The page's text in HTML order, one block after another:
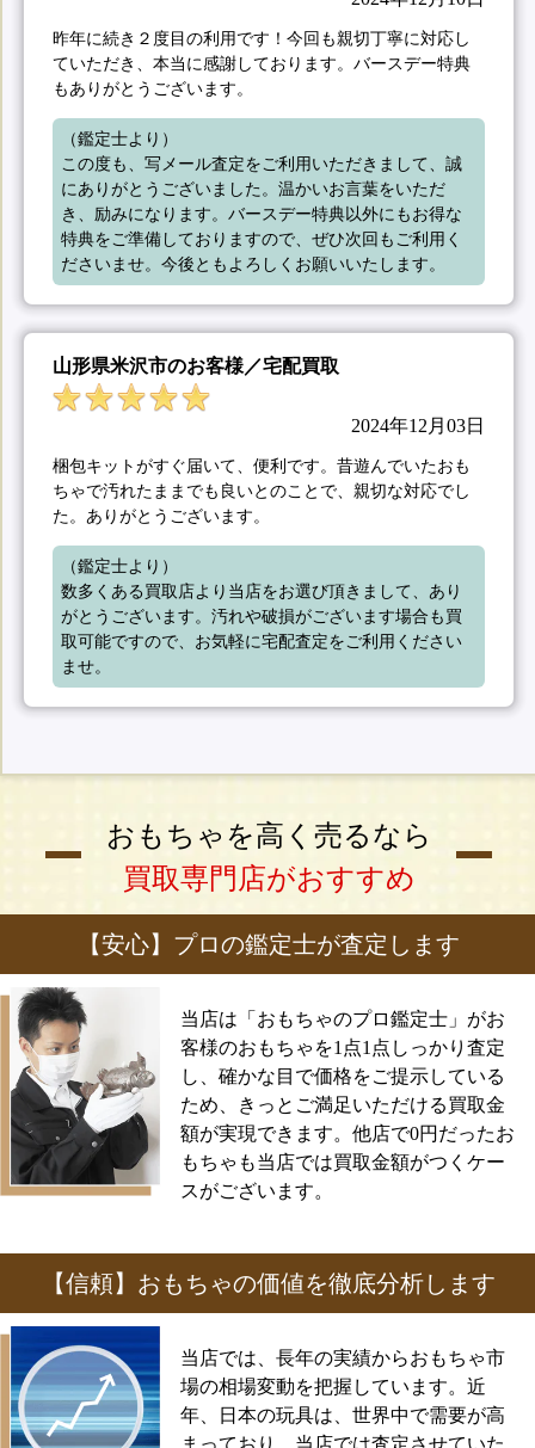
昨年に続き２度目の利用です！今回も親切丁寧に対応し
ていただき、本当に感謝しております。バースデー特典
もありがとうございます。
（鑑定士より）
この度も、写メール査定をご利用いただきまして、誠
にありがとうございました。温かいお言葉をいただ
き、励みになります。バースデー特典以外にもお得な
特典をご準備しておりますので、ぜひ次回もご利用く
ださいませ。今後ともよろしくお願いいたします。
山形県米沢市のお客様／宅配買取
2024年12月03日
梱包キットがすぐ届いて、便利です。昔遊んでいたおも
ちゃで汚れたままでも良いとのことで、親切な対応でし
た。ありがとうございます。
（鑑定士より）
数多くある買取店より当店をお選び頂きまして、あり
がとうございます。汚れや破損がございます場合も買
取可能ですので、お気軽に宅配査定をご利用ください
ませ。
おもちゃを高く売るなら
買取専門店がおすすめ
【安心】プロの鑑定士が査定します
当店は「おもちゃのプロ鑑定士」がお
客様のおもちゃを1点1点しっかり査定
し、確かな目で価格をご提示している
ため、きっとご満足いただける買取金
額が実現できます。他店で0円だったお
もちゃも当店では買取金額がつくケー
スがございます。
【信頼】おもちゃの価値を徹底分析します
当店では、長年の実績からおもちゃ市
場の相場変動を把握しています。近
年、日本の玩具は、世界中で需要が高
まっており、当店では査定させていた